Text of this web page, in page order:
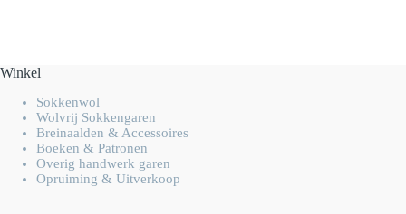
Winkel
Sokkenwol
Wolvrij Sokkengaren
Breinaalden & Accessoires
Boeken & Patronen
Overig handwerk garen
Opruiming & Uitverkoop